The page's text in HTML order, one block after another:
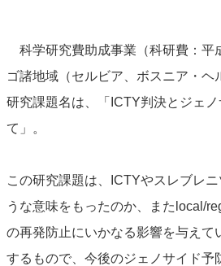
科学研究費助成事業（科研費：平
ゴ諸地域（セルビア、ボスニア・
研究課題名は、「ICTY判決とジ
て」。
この研究課題は、ICTYやスレブレ
うな意味をもったのか、またlocal/
の再発防止にいかなる影響を与えて
するもので、今後のジェノサイド予